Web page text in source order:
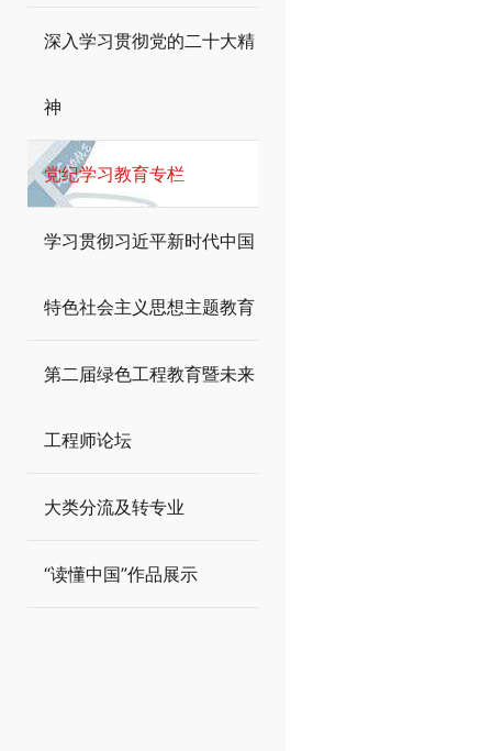
深入学习贯彻党的二十大精
神
党纪学习教育专栏
学习贯彻习近平新时代中国
特色社会主义思想主题教育
第二届绿色工程教育暨未来
工程师论坛
大类分流及转专业
“读懂中国”作品展示